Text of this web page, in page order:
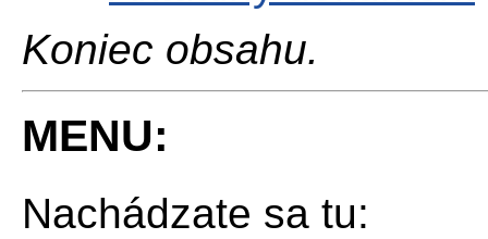
Koniec obsahu.
MENU:
Nachádzate sa tu: